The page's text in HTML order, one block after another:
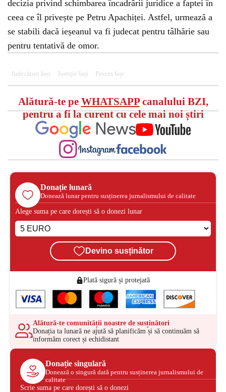
decizia privind schimbarea încadrării juridice a faptei în
ceea ce îl privește pe Petru Apachiței. Astfel, urmează a
se stabili dacă ieșeanul va fi judecat pentru tâlhărie sau
pentru tentativă de omor.
Judecători Iași Justiție Iași Proces Iași
Alătură-te pe WHATSAPPcanalului BZI,
pentru a fi la curent cu cele mai noi știri
Donație lunară
Donează lunar pentru susținerea jurnalismului de calitate
Alege suma pe care dorești să o donezi lunar
Devino susținător
Plată sigură și protejată
Alătură-te comunității noastre de susținători
Donația ta lunară ne ajută să planificăm și să continuăm să
informăm corect și echidistant
Donație singulară
Donează o singură dată pentru susținerea jurnalismului de
calitate
Scrie suma pe care dorești să o donezi